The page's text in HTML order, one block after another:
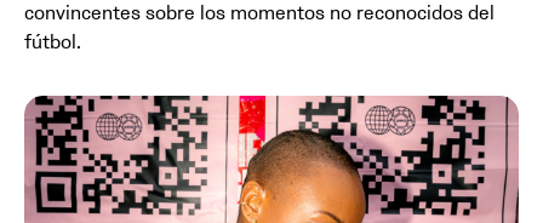
convincentes sobre los momentos no reconocidos del
fútbol.